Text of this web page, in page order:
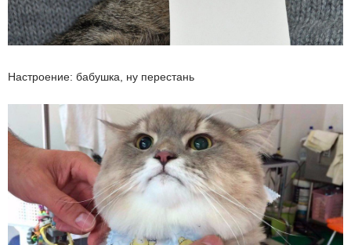
Настроение: бабушка, ну перестань